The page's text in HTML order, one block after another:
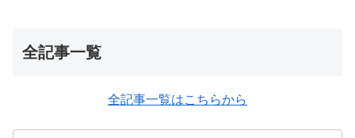
全記事一覧
全記事一覧はこちらから